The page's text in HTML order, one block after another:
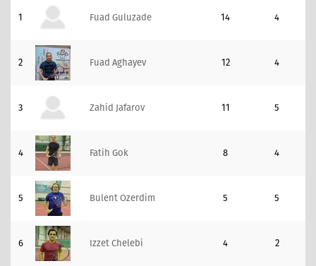
1 Fuad Guluzade 14 4
2 Fuad Aghayev 12 4
3 Zahid Jafarov 11 5
4 Fatih Gok 8 4
5 Bulent Ozerdim 5 5
6 Izzet Chelebi 4 2